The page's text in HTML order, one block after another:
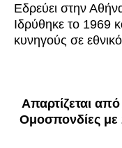
Εδρεύει στην
Ιδρύθηκε το 1969
κυνηγούς σε
Απαρτίζεται
Ομοσπονδίες με